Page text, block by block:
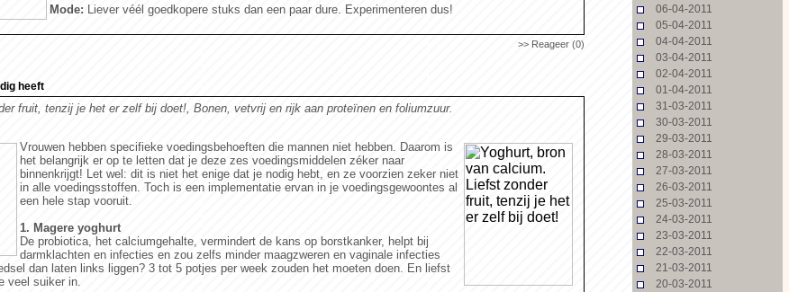
Mode: Liever véél goedkopere stuks dan een paar dure. Experimenteren dus!
>> Reageer (0)
heeft
fruit, tenzij je het er zelf bij doet!, Bonen, vetvrij en rijk aan proteïnen en foliumzuur.
Vrouwen hebben specifieke voedingsbehoeften die mannen niet hebben. Daarom is
het belangrijk er op te letten dat je deze zes voedingsmiddelen zéker naar
binnenkrijgt! Let wel: dit is niet het enige dat je nodig hebt, en ze voorzien zeker niet
in alle voedingsstoffen. Toch is een implementatie ervan in je voedingsgewoontes al
een hele stap vooruit.
1. Magere yoghurt
De probiotica, het calciumgehalte, vermindert de kans op borstkanker, helpt bij
darmklachten en infecties en zou zelfs minder maagzweren en vaginale infecties
dan laten links liggen? 3 tot 5 potjes per week zouden het moeten doen. En liefst
veel suiker in.
06-04-2011
05-04-2011
04-04-2011
03-04-2011
02-04-2011
01-04-2011
31-03-2011
30-03-2011
29-03-2011
28-03-2011
27-03-2011
26-03-2011
25-03-2011
24-03-2011
23-03-2011
22-03-2011
21-03-2011
20-03-2011